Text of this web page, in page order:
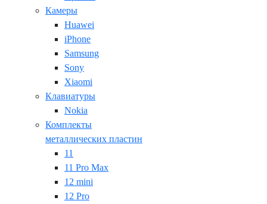
Камеры
Huawei
iPhone
Samsung
Sony
Xiaomi
Клавиатуры
Nokia
Комплекты
металлических пластин
11
11 Pro Max
12 mini
12 Pro